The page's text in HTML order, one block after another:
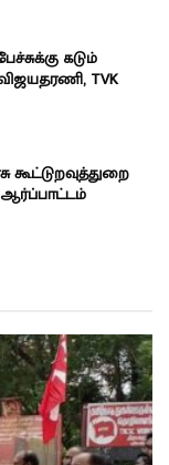
கடும்
TVK
கூட்டுறவுத்துறை